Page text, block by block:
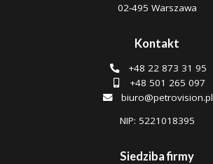
02-495 Warszawa
Kontakt
+48 22 873 31 95
+48 501 265 097
biuro@petrovision.pl
NIP: 5221018395
Siedziba firmy